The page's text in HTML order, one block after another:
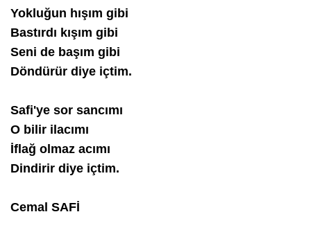
Yokluğun hışım gibi
Bastırdı kışım gibi
Seni de başım gibi
Döndürür diye içtim.
Safi'ye sor sancımı
O bilir ilacımı
İflağ olmaz acımı
Dindirir diye içtim.
Cemal SAFİ